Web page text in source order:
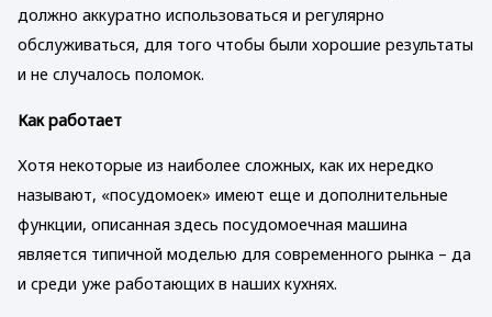
должно аккуратно использоваться и регулярно
обслуживаться, для того чтобы были хорошие результаты
и не случалось поломок.
Как работает
Хотя некоторые из наиболее сложных, как их нередко
называют, «посудомоек» имеют еще и дополнительные
функции, описанная здесь посудомоечная машина
является типичной моделью для современного рынка – да
и среди уже работающих в наших кухнях.